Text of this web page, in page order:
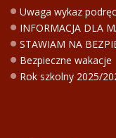
Uwaga wykaz
INFORMACJA DLA
STAWIAM NA
Bezpieczne wakacje
Rok szkolny 2025/